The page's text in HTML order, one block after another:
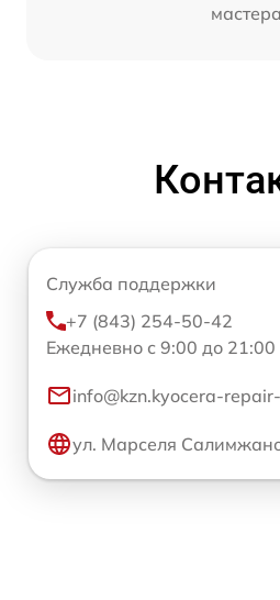
мастера
Служба поддержки
+7 (843) 254-50-42
Ежедневно с 9:00 до 21:00
info@kzn.kyocera-
ул. Марселя